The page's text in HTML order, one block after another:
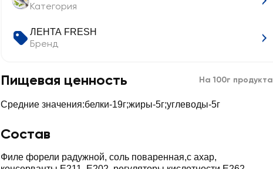
Категория
ЛЕНТА FRESH
Бренд
Пищевая ценность На 100г продукта
Средние значения:белки-19г;жиры-5г;углеводы-5г
Состав
Филе форели радужной, соль поваренная,с ахар,